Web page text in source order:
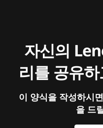
자신의
리를 공유
이 양식을 작성하시
을 드